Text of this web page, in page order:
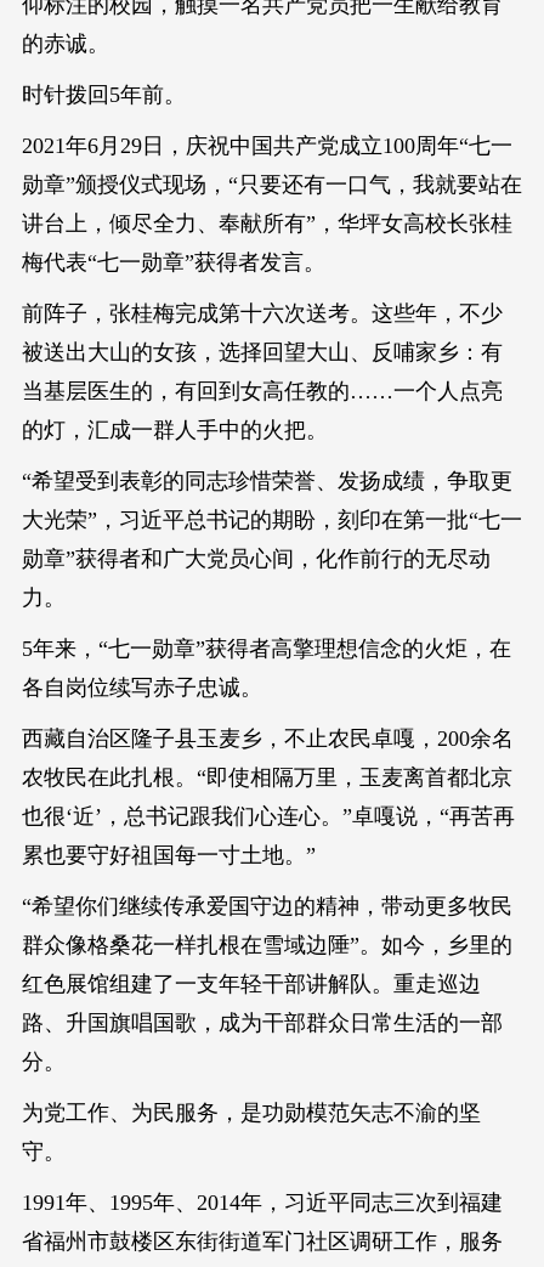
仰标注的校园，触摸一名共产党员把一生献给教育
的赤诚。
时针拨回5年前。
2021年6月29日，庆祝中国共产党成立100周年“七一
勋章”颁授仪式现场，“只要还有一口气，我就要站在
讲台上，倾尽全力、奉献所有”，华坪女高校长张桂
梅代表“七一勋章”获得者发言。
前阵子，张桂梅完成第十六次送考。这些年，不少
被送出大山的女孩，选择回望大山、反哺家乡：有
当基层医生的，有回到女高任教的……一个人点亮
的灯，汇成一群人手中的火把。
“希望受到表彰的同志珍惜荣誉、发扬成绩，争取更
大光荣”，习近平总书记的期盼，刻印在第一批“七一
勋章”获得者和广大党员心间，化作前行的无尽动
力。
5年来，“七一勋章”获得者高擎理想信念的火炬，在
各自岗位续写赤子忠诚。
西藏自治区隆子县玉麦乡，不止农民卓嘎，200余名
农牧民在此扎根。“即使相隔万里，玉麦离首都北京
也很‘近’，总书记跟我们心连心。”卓嘎说，“再苦再
累也要守好祖国每一寸土地。”
“希望你们继续传承爱国守边的精神，带动更多牧民
群众像格桑花一样扎根在雪域边陲”。如今，乡里的
红色展馆组建了一支年轻干部讲解队。重走巡边
路、升国旗唱国歌，成为干部群众日常生活的一部
分。
为党工作、为民服务，是功勋模范矢志不渝的坚
守。
1991年、1995年、2014年，习近平同志三次到福建
省福州市鼓楼区东街街道军门社区调研工作，服务